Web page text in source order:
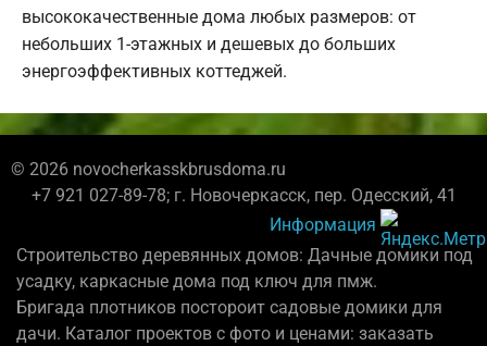
высококачественные дома любых размеров: от
небольших 1-этажных и дешевых до больших
энергоэффективных коттеджей.
© 2026 novocherkasskbrusdoma.ru
+7 921 027-89-78; г. Новочеркасск, пер. Одесский, 41
Информация
Строительство деревянных домов: Дачные домики под
усадку, каркасные дома под ключ для пмж.
Бригада плотников постороит садовые домики для
дачи. Каталог проектов с фото и ценами: заказать